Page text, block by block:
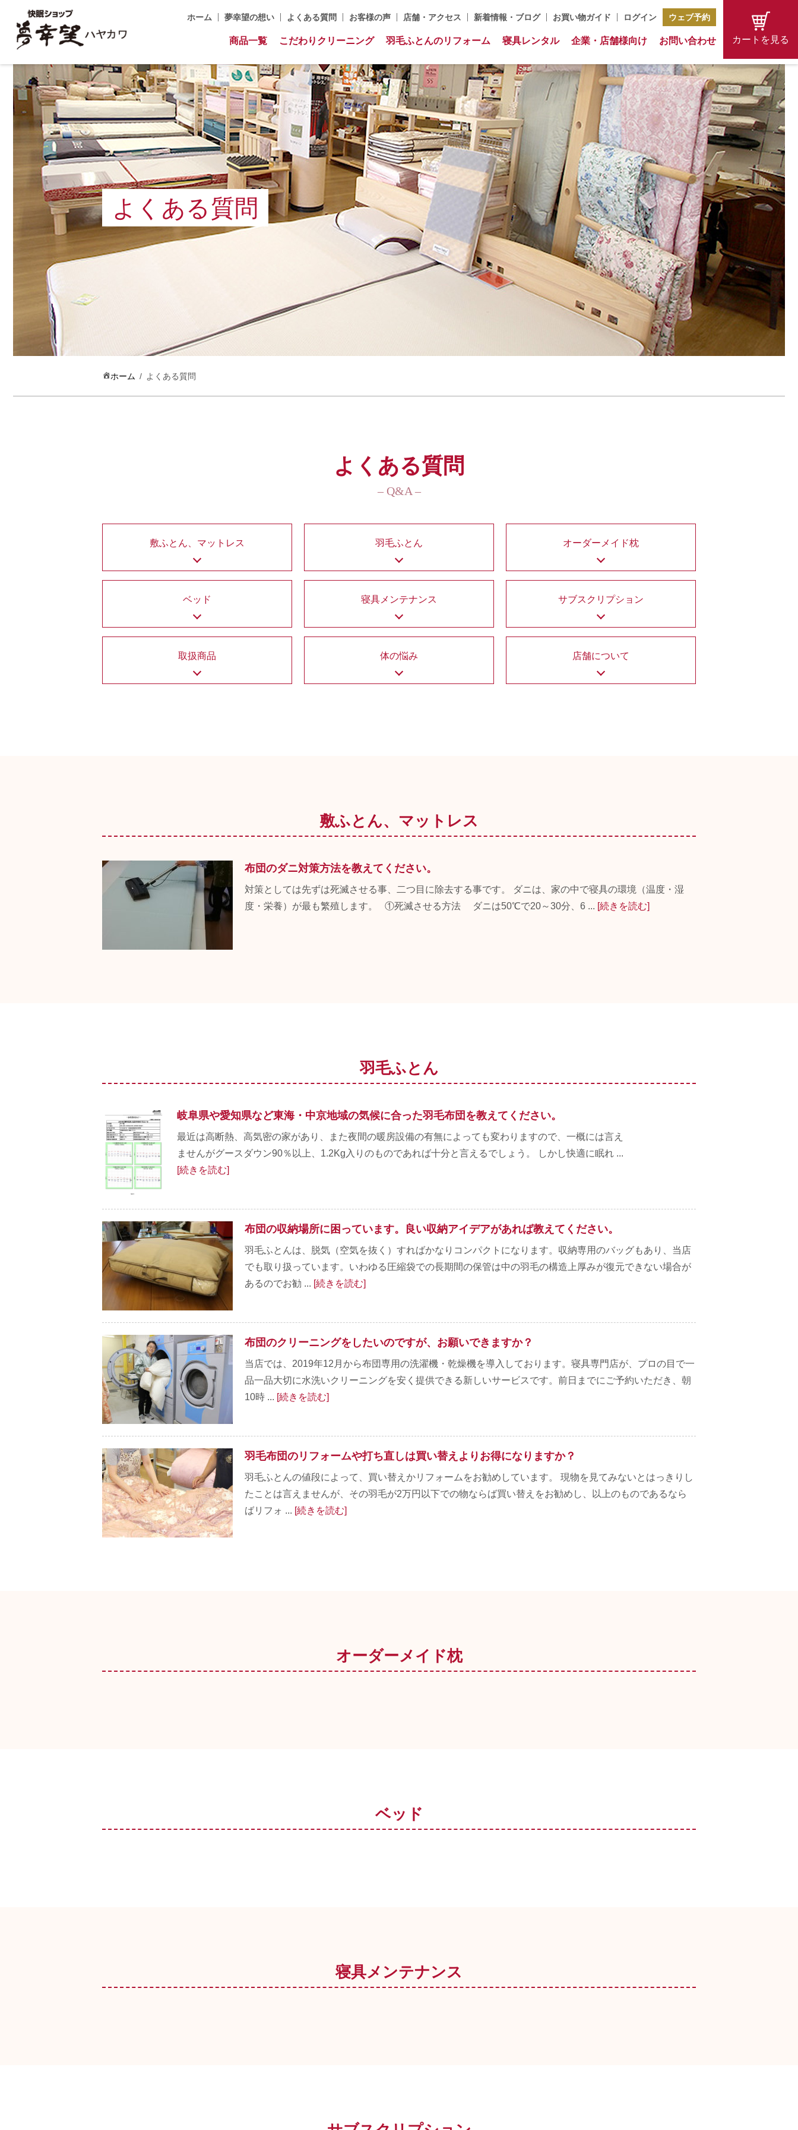
ホーム 夢幸望の想い よくある質問 お客様の声 店舗・アクセス 新着情報・ブログ お買い物ガイド ログイン ウェブ予約
商品一覧 こだわりクリーニング 羽毛ふとんのリフォーム 寝具レンタル 企業・店舗様向け お問い合わせ カートを見る
よくある質問
ホーム よくある質問
よくある質問
– Q&A –
敷ふとん、マットレス 羽毛ふとん オーダーメイド枕
ベッド 寝具メンテナンス サブスクリプション
取扱商品 体の悩み 店舗について
敷ふとん、マットレス
布団のダニ対策方法を教えてください。
対策としては先ずは死滅させる事、二つ目に除去する事です。 ダニは、家の中で寝具の環境（温度・湿
度・栄養）が最も繁殖します。 ①死滅させる方法 ダニは50℃で20～30分、6 ... [続きを読む]
羽毛ふとん
岐阜県や愛知県など東海・中京地域の気候に合った羽毛布団を教えてください。
最近は高断熱、高気密の家があり、また夜間の暖房設備の有無によっても変わりますので、一概には言え
ませんがグースダウン90％以上、1.2Kg入りのものであれば十分と言えるでしょう。 しかし快適に眠れ ...
[続きを読む]
布団の収納場所に困っています。良い収納アイデアがあれば教えてください。
羽毛ふとんは、脱気（空気を抜く）すればかなりコンパクトになります。収納専用のバッグもあり、当店
でも取り扱っています。いわゆる圧縮袋での長期間の保管は中の羽毛の構造上厚みが復元できない場合が
あるのでお勧 ... [続きを読む]
布団のクリーニングをしたいのですが、お願いできますか？
当店では、2019年12月から布団専用の洗濯機・乾燥機を導入しております。寝具専門店が、プロの目で一
品一品大切に水洗いクリーニングを安く提供できる新しいサービスです。前日までにご予約いただき、朝
10時 ... [続きを読む]
羽毛布団のリフォームや打ち直しは買い替えよりお得になりますか？
羽毛ふとんの値段によって、買い替えかリフォームをお勧めしています。 現物を見てみないとはっきりし
たことは言えませんが、その羽毛が2万円以下での物ならば買い替えをお勧めし、以上のものであるなら
ばリフォ ... [続きを読む]
オーダーメイド枕
ベッド
寝具メンテナンス